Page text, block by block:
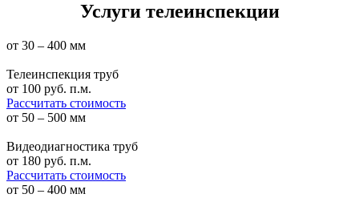
Услуги телеинспекции
от 30 – 400 мм
Телеинспекция труб
от 100 руб. п.м.
Рассчитать стоимость
от 50 – 500 мм
Видеодиагностика труб
от 180 руб. п.м.
Рассчитать стоимость
от 50 – 400 мм